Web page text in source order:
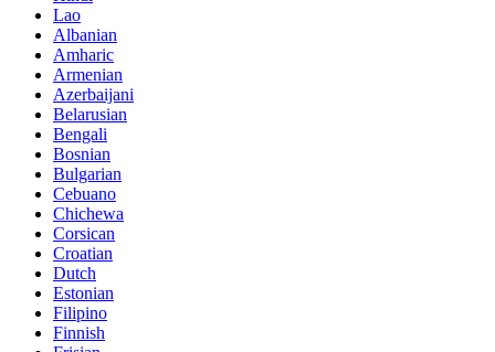
Lao
Albanian
Amharic
Armenian
Azerbaijani
Belarusian
Bengali
Bosnian
Bulgarian
Cebuano
Chichewa
Corsican
Croatian
Dutch
Estonian
Filipino
Finnish